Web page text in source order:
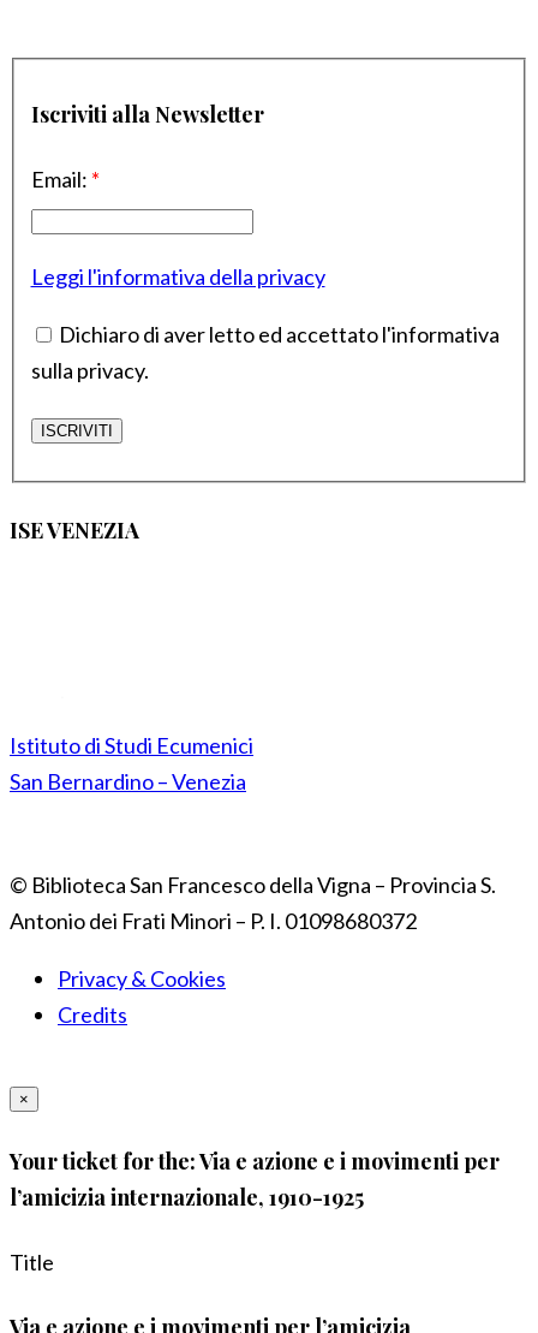
Iscriviti alla Newsletter
Email: *
Leggi l'informativa della privacy
Dichiaro di aver letto ed accettato l'informativa
sulla privacy.
ISE VENEZIA
Istituto di Studi Ecumenici
San Bernardino – Venezia
© Biblioteca San Francesco della Vigna – Provincia S.
Antonio dei Frati Minori – P. I. 01098680372
Privacy & Cookies
Credits
×
Your ticket for the: Via e azione e i movimenti per
l’amicizia internazionale, 1910-1925
Title
Via e azione e i movimenti per l’amicizia